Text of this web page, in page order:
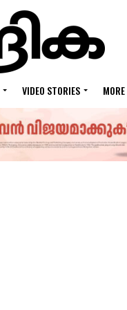
VIDEO STORIES MORE